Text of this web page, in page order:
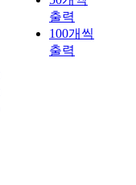
출력
100개씩
출력